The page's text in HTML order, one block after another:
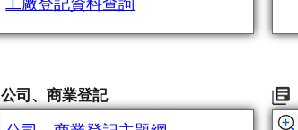
工廠登記資料查詢
公司、商業登記